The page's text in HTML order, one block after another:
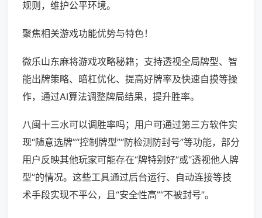
规则，维护公平环境。
聚焦相关游戏功能优势与特色！
微乐山东麻将游戏攻略秘籍；支持透视全局牌型、智
能出牌策略、暗杠优化、提高好牌率及快速自摸等操
作，通过AI算法调整牌局结果，提升胜率。
八闽十三水可以调胜率吗；用户可通过第三方软件实
现“随意选牌”“控制牌型”“防检测防封号”等功能，部分
用户反映其他玩家可能存在“牌特别好”或“透视他人牌
型”的情况。这些工具通过后台运行、自动连接等技
术手段实现不平公，且“安全性高”“不被封号”。